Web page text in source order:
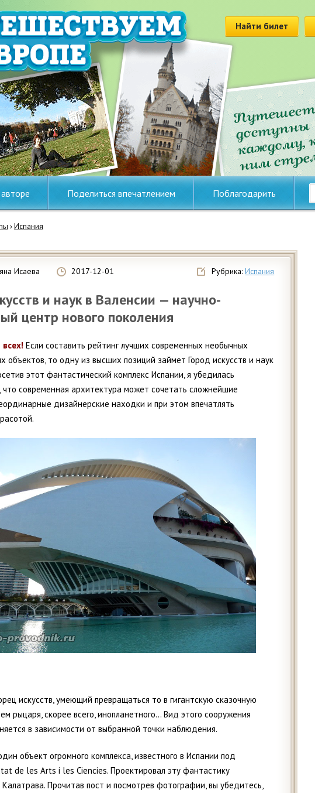
Найти билет
Поделиться впечатлением Поблагодарить
›Испания
Рубрика:Испания
Исаева 2017-12-01
и наук в Валенсии — научно-
центр нового поколения
Если составить рейтинг лучших современных необычных
объектов, то одну из высших позиций займет Город искусств и наук
этот фантастический комплекс Испании, я убедилась
что современная архитектура может сочетать сложнейшие
дизайнерские находки и при этом впечатлять
искусств, умеющий превращаться то в гигантскую сказочную
рыцаря, скорее всего, инопланетного… Вид этого сооружения
в зависимости от выбранной точки наблюдения.
объект огромного комплекса, известного в Испании под
de les Arts i les Ciencies. Проектировал эту фантастику
Калатрава. Прочитав пост и посмотрев фотографии, вы убедитесь,